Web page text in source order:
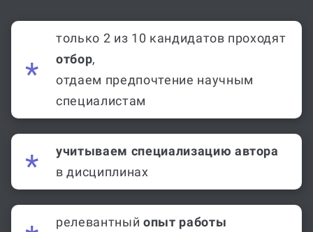
только 2 из 10 кандидатов проходят
отбор,
отдаем предпочтение научным
специалистам
учитываем специализацию автора
в дисциплинах
релевантный опыт работы